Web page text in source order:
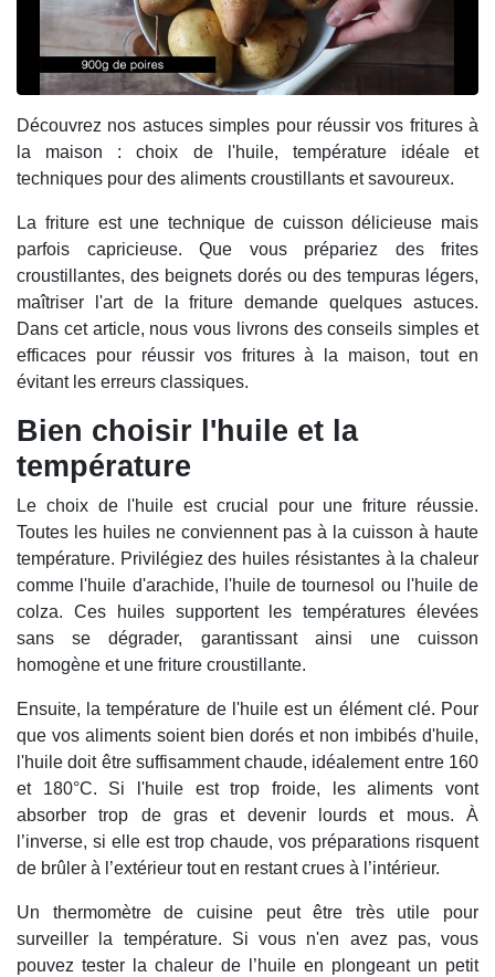
Découvrez nos astuces simples pour réussir vos fritures à
la maison : choix de l'huile, température idéale et
techniques pour des aliments croustillants et savoureux.
La friture est une technique de cuisson délicieuse mais
parfois capricieuse. Que vous prépariez des frites
croustillantes, des beignets dorés ou des tempuras légers,
maîtriser l'art de la friture demande quelques astuces.
Dans cet article, nous vous livrons des conseils simples et
efficaces pour réussir vos fritures à la maison, tout en
évitant les erreurs classiques.
Bien choisir l'huile et la
température
Le choix de l'huile est crucial pour une friture réussie.
Toutes les huiles ne conviennent pas à la cuisson à haute
température. Privilégiez des huiles résistantes à la chaleur
comme l'huile d'arachide, l'huile de tournesol ou l'huile de
colza. Ces huiles supportent les températures élevées
sans se dégrader, garantissant ainsi une cuisson
homogène et une friture croustillante.
Ensuite, la température de l'huile est un élément clé. Pour
que vos aliments soient bien dorés et non imbibés d'huile,
l'huile doit être suffisamment chaude, idéalement entre 160
et 180°C. Si l'huile est trop froide, les aliments vont
absorber trop de gras et devenir lourds et mous. À
l’inverse, si elle est trop chaude, vos préparations risquent
de brûler à l’extérieur tout en restant crues à l’intérieur.
Un thermomètre de cuisine peut être très utile pour
surveiller la température. Si vous n'en avez pas, vous
pouvez tester la chaleur de l’huile en plongeant un petit